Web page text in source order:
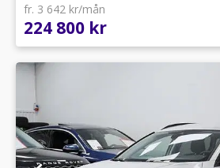
fr. 3 642 kr/mån
224 800 kr